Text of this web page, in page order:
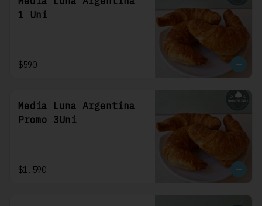
1 Uni
$590
Media Luna Argentina
Promo 3Uni
$1.590